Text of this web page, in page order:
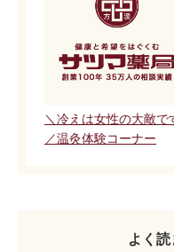
＼冷えは女性の大敵で
／温灸体験コーナー
よく